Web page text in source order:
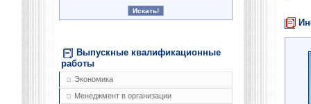
Выпускные квалификационные
работы
Экономика
Менеджмент в организации